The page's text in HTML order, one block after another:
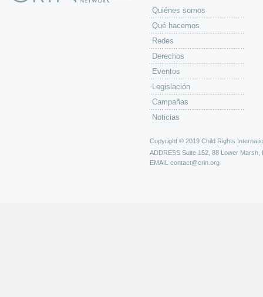
Quiénes somos
Qué hacemos
Redes
Derechos
Eventos
Legislación
Campañas
Noticias
Copyright © 2019 Child Rights
ADDRESS Suite 152, 88 Lower Marsh,
EMAIL contact@crin.org